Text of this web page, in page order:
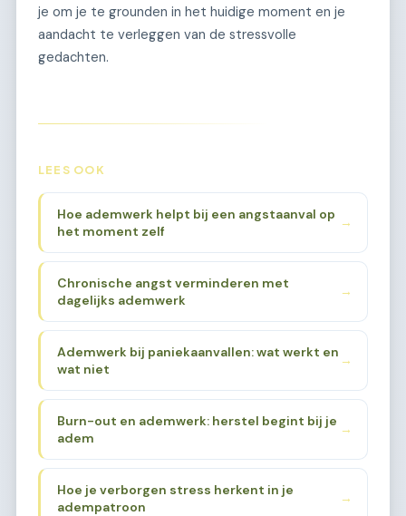
je om je te grounden in het huidige moment en je
aandacht te verleggen van de stressvolle
gedachten.
LEES OOK
Hoe ademwerk helpt bij een angstaanval op
het moment zelf
→
Chronische angst verminderen met
dagelijks ademwerk
→
Ademwerk bij paniekaanvallen: wat werkt en
wat niet
→
Burn-out en ademwerk: herstel begint bij je
adem
→
Hoe je verborgen stress herkent in je
adempatroon
→